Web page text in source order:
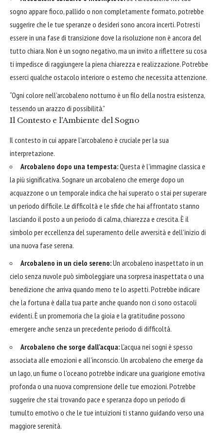
sogno appare fioco, pallido o non completamente formato, potrebbe
suggerire che le tue speranze o desideri sono ancora incerti. Potresti
essere in una fase di transizione dove la risoluzione non è ancora del
tutto chiara. Non è un sogno negativo, ma un invito a riflettere su cosa
ti impedisce di raggiungere la piena chiarezza e realizzazione. Potrebbe
esserci qualche ostacolo interiore o esterno che necessita attenzione.
“Ogni colore nell’arcobaleno notturno è un filo della nostra esistenza,
tessendo un arazzo di possibilità.”
Il Contesto e l'Ambiente del Sogno
Il contesto in cui appare l'arcobaleno è cruciale per la sua
interpretazione.
Arcobaleno dopo una tempesta:Questa è l'immagine classica e
la più significativa. Sognare un arcobaleno che emerge dopo un
acquazzone o un temporale indica che hai superato o stai per superare
un periodo difficile. Le difficoltà e le sfide che hai affrontato stanno
lasciando il posto a un periodo di calma, chiarezza e crescita. È il
simbolo per eccellenza del superamento delle avversità e dell'inizio di
una nuova fase serena.
Arcobaleno in un cielo sereno:Un arcobaleno inaspettato in un
cielo senza nuvole può simboleggiare una sorpresa inaspettata o una
benedizione che arriva quando meno te lo aspetti. Potrebbe indicare
che la fortuna è dalla tua parte anche quando non ci sono ostacoli
evidenti. È un promemoria che la gioia e la gratitudine possono
emergere anche senza un precedente periodo di difficoltà.
Arcobaleno che sorge dall'acqua:L'acqua nei sogni è spesso
associata alle emozioni e all'inconscio. Un arcobaleno che emerge da
un lago, un fiume o l'oceano potrebbe indicare una guarigione emotiva
profonda o una nuova comprensione delle tue emozioni. Potrebbe
suggerire che stai trovando pace e speranza dopo un periodo di
tumulto emotivo o che le tue intuizioni ti stanno guidando verso una
maggiore serenità.